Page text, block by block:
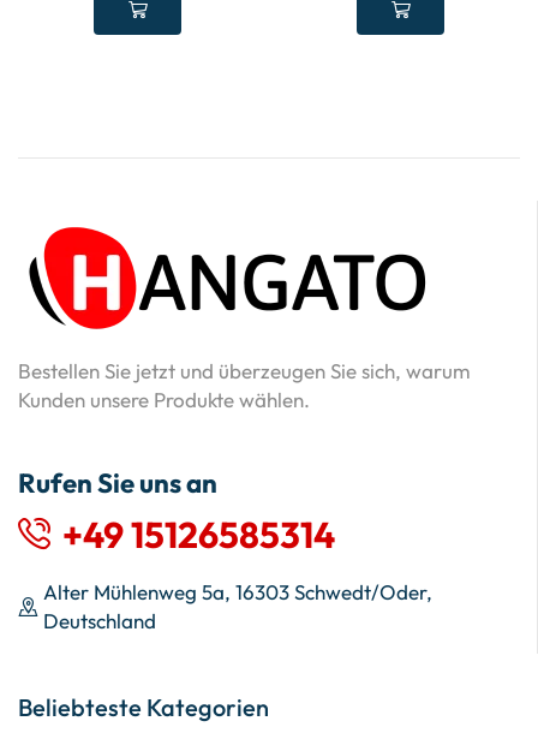
Bestellen Sie jetzt und überzeugen Sie sich, warum
Kunden unsere Produkte wählen.
Rufen Sie uns an
+49 15126585314
Alter Mühlenweg 5a, 16303 Schwedt/Oder,
Deutschland
Beliebteste Kategorien